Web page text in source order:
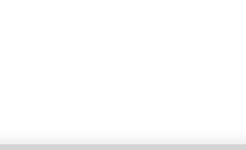
completamente